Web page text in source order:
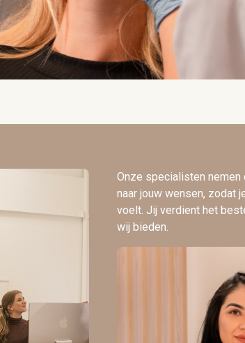
Onze specialisten
naar jouw wensen, zodat
voelt. Jij verdient het
wij bieden.